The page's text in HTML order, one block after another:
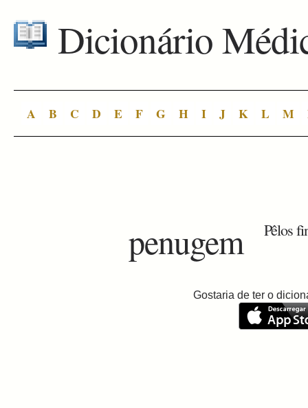
Dicionário
A B C D E F G H I J K L M
penugem Pêlos
Gostaria de ter o